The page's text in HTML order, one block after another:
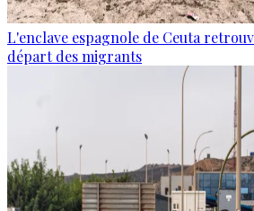
L'enclave espagnole de Ceuta
départ des migrants